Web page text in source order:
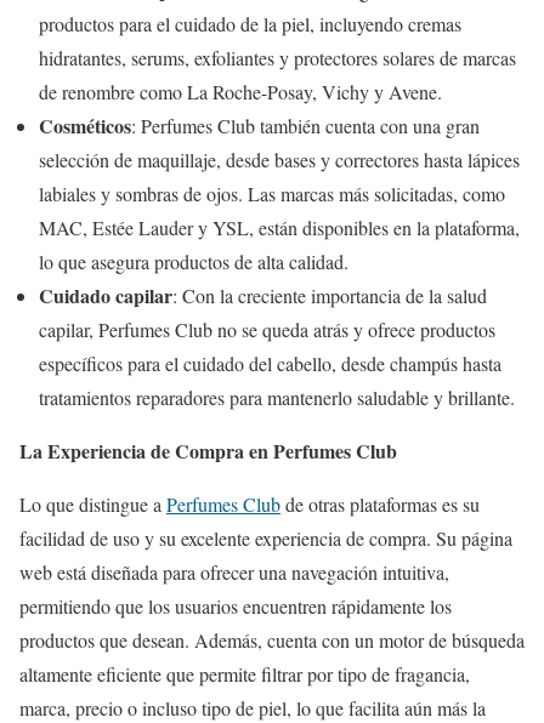
productos para el cuidado de la piel, incluyendo cremas
hidratantes, serums, exfoliantes y protectores solares de marcas
de renombre como La Roche-Posay, Vichy y Avene.
Cosméticos: Perfumes Club también cuenta con una gran
selección de maquillaje, desde bases y correctores hasta lápices
labiales y sombras de ojos. Las marcas más solicitadas, como
MAC, Estée Lauder y YSL, están disponibles en la plataforma,
lo que asegura productos de alta calidad.
Cuidado capilar: Con la creciente importancia de la salud
capilar, Perfumes Club no se queda atrás y ofrece productos
específicos para el cuidado del cabello, desde champús hasta
tratamientos reparadores para mantenerlo saludable y brillante.
La Experiencia de Compra en Perfumes Club
Lo que distingue aPerfumes Clubde otras plataformas es su
facilidad de uso y su excelente experiencia de compra. Su página
web está diseñada para ofrecer una navegación intuitiva,
permitiendo que los usuarios encuentren rápidamente los
productos que desean. Además, cuenta con un motor de búsqueda
altamente eficiente que permite filtrar por tipo de fragancia,
marca, precio o incluso tipo de piel, lo que facilita aún más la